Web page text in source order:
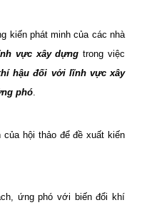
kiến phát minh của các nhà
vực xây dựng trong việc
hậu đối với lĩnh vực xây
phó.
hội thảo để đề xuất kiến
ứng phó với biến đổi khí